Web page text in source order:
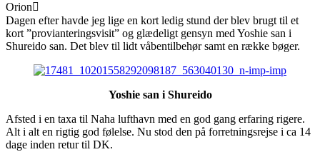
Orion
Dagen efter havde jeg lige en kort ledig stund der blev brugt til et
kort ”provianteringsvisit” og glædeligt gensyn med Yoshie san i
Shureido san. Det blev til lidt våbentilbehør samt en række bøger.
Yoshie san i Shureido
Afsted i en taxa til Naha lufthavn med en god gang erfaring rigere.
Alt i alt en rigtig god følelse. Nu stod den på forretningsrejse i ca 14
dage inden retur til DK.